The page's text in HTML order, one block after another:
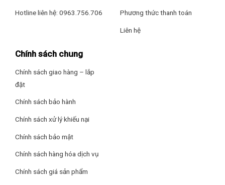
Hotline liên hệ: 0963.756.706 Phương thức thanh toán
Liên hệ
Chính sách chung
Chính sách giao hàng – lắp
đặt
Chính sách bảo hành
Chính sách xử lý khiếu nại
Chính sách bảo mật
Chính sách hàng hóa dịch vụ
Chính sách giá sản phẩm